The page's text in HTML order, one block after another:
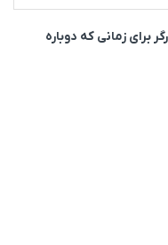
برای زمانی که دوباره